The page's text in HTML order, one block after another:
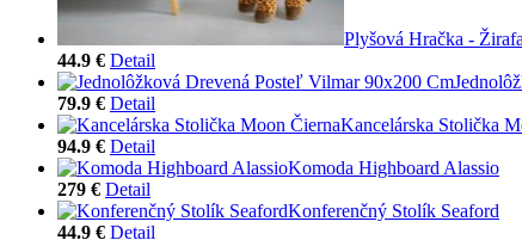
Plyšová Hračka -
44.9 € Detail
79.9 € Detail
Kancelárska Stolička
94.9 € Detail
Komoda Highboard Alassio
279 € Detail
Konferenčný Stolík Seaford
44.9 € Detail